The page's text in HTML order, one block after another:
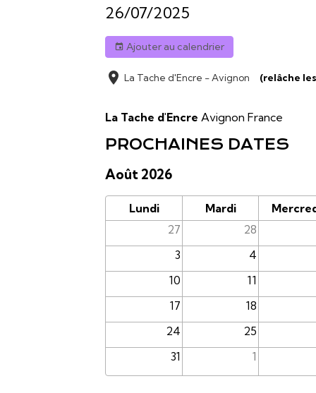
26/07/2025
Ajouter au calendrier
La Tache d'Encre - Avignon (relâche
La Tache d'Encre Avignon France
PROCHAINES DATES
Août 2026
Lundi Mardi
27
28
3
4
10
11
17
18
24
25
31
1